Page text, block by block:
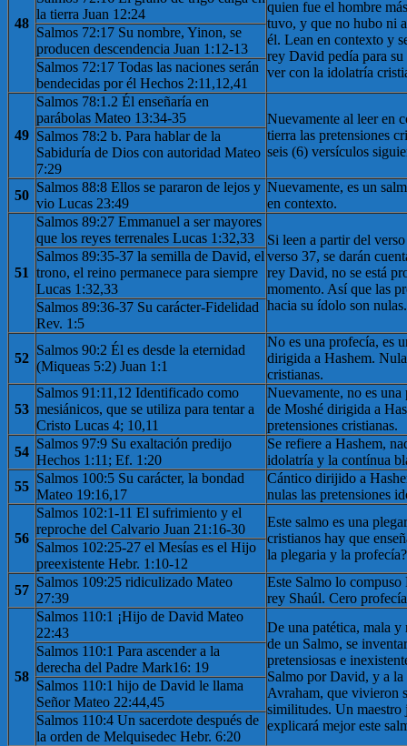
48
quien fue el hombre
tuvo, y que no hubo ni
él. Lean en contexto y
rey David pedía para
ver con la idolatría
la tierra Juan 12:24
Salmos 72:17 Su nombre, Yinon, se
producen descendencia Juan 1:12-13
Salmos 72:17 Todas las naciones serán
bendecidas por él Hechos 2:11,12,41
49
Salmos 78:1.2 Él enseñaría en
parábolas Mateo 13:34-35
Nuevamente al leer en
tierra las pretensiones
seis (6) versículos
Salmos 78:2 b. Para hablar de la
Sabiduría de Dios con autoridad Mateo
7:29
50
Salmos 88:8 Ellos se pararon de lejos y
vio Lucas 23:49
Nuevamente, es un
en contexto.
51
Salmos 89:27 Emmanuel a ser mayores
que los reyes terrenales Lucas 1:32,33
Si leen a partir del
verso 37, se darán
rey David, no se está
momento. Así que las
hacia su ídolo son nulas.
Salmos 89:35-37 la semilla de David, el
trono, el reino permanece para siempre
Lucas 1:32,33
Salmos 89:36-37 Su carácter-Fidelidad
Rev. 1:5
52
Salmos 90:2 Él es desde la eternidad
(Miqueas 5:2) Juan 1:1
No es una profecía, es
dirigida a Hashem.
cristianas.
53
Salmos 91:11,12 Identificado como
mesiánicos, que se utiliza para tentar a
Cristo Lucas 4; 10,11
Nuevamente, no es
de Moshé dirigida a
pretensiones cristianas.
54
Salmos 97:9 Su exaltación predijo
Hechos 1:11; Ef. 1:20
Se refiere a Hashem,
idolatría y la contínua
55
Salmos 100:5 Su carácter, la bondad
Mateo 19:16,17
Cántico dirijido a
nulas las pretensiones
56
Salmos 102:1-11 El sufrimiento y el
reproche del Calvario Juan 21:16-30
Este salmo es una
cristianos hay que
la plegaria y la profecía?
Salmos 102:25-27 el Mesías es el Hijo
preexistente Hebr. 1:10-12
57
Salmos 109:25 ridiculizado Mateo
27:39
Este Salmo lo
rey Shaúl. Cero
58
Salmos 110:1 ¡Hijo de David Mateo
22:43
De una patética, mala
de un Salmo, se
pretensiosas e
Salmo por David, y a
Avraham, que vivieron
similitudes. Un
explicará mejor este
Salmos 110:1 Para ascender a la
derecha del Padre Mark16: 19
Salmos 110:1 hijo de David le llama
Señor Mateo 22:44,45
Salmos 110:4 Un sacerdote después de
la orden de Melquisedec Hebr. 6:20